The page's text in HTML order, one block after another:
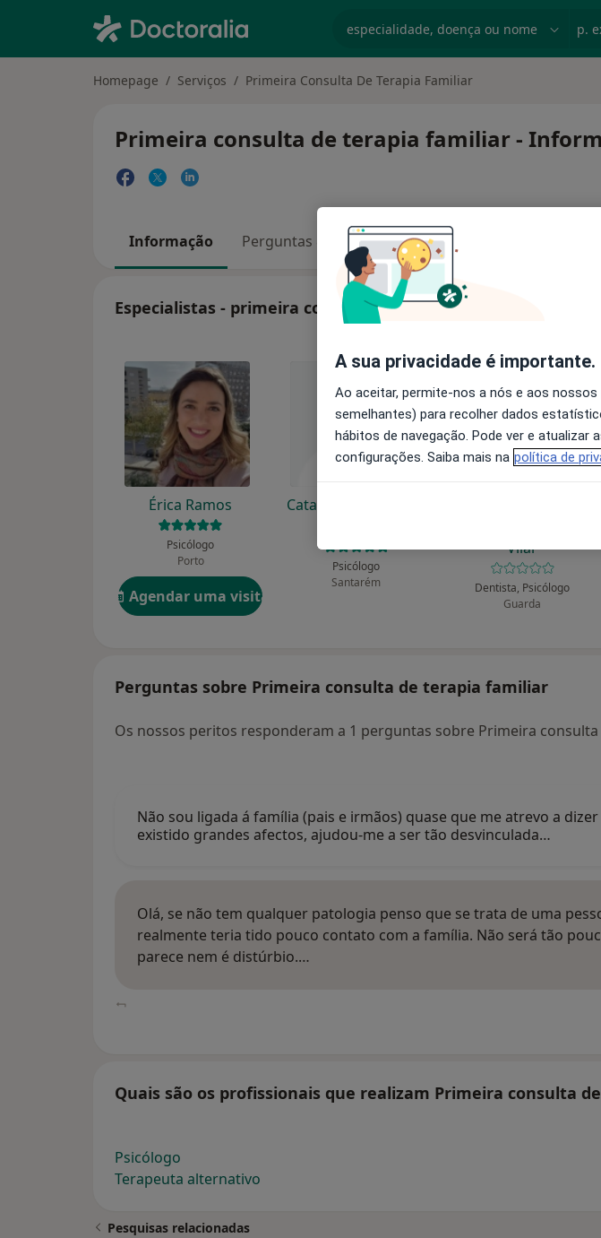
Homepage Serviços Primeira Consulta De Terapia Familiar
Primeira consulta de terapia familiar -
Informação Perguntas & Respostas
Especialistas - primeira consulta de terapia familiar
Érica Ramos
Psicólogo
Porto
Agendar uma visita
Catarina I Bernardes
Psicólogo
Santarém
Vilar
Dentista, Psicólogo
Guarda
Perguntas sobre Primeira consulta de terapia familiar
Os nossos peritos responderam a 1 perguntas sobre Primeira
Não sou ligada á família (pais e irmãos) quase que me atrevo a
existido grandes afectos, ajudou-me a ser tão desvinculada…
Olá, se não tem qualquer patologia penso que se trata de uma
realmente teria tido pouco contato com a família. Não será tão
parece nem é distúrbio.…
Quais são os profissionais que realizam Primeira consulta
Psicólogo
Terapeuta alternativo
Pesquisas relacionadas
A sua privacidade é importante.
Ao aceitar, permite-nos a nós e aos
semelhantes) para recolher dados
hábitos de navegação. Pode ver e atualizar
configurações. Saiba mais na política de